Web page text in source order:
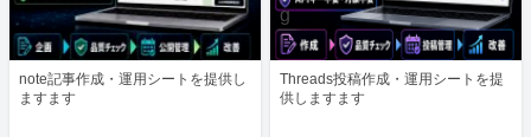
note記事作成・運用シートを提供し
ますます
Threads投稿作成・運用シートを提
供しますます